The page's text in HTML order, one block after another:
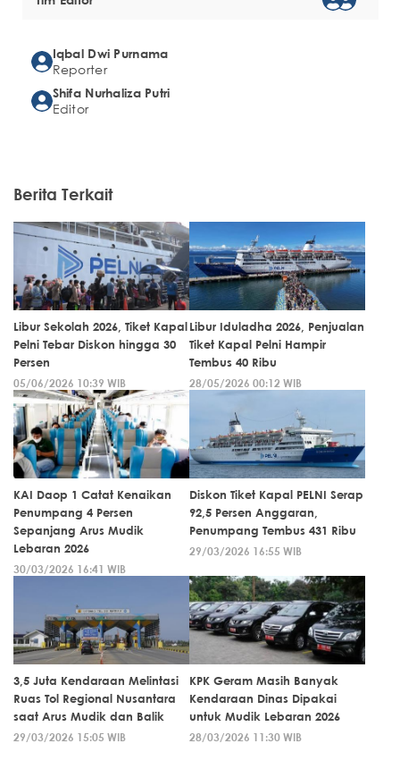
Iqbal Dwi Purnama
Reporter
Shifa Nurhaliza Putri
Editor
Berita Terkait
Libur Sekolah 2026, Tiket Kapal
Pelni Tebar Diskon hingga 30
Persen
05/06/2026 10:39 WIB
Libur Iduladha 2026, Penjualan
Tiket Kapal Pelni Hampir
Tembus 40 Ribu
28/05/2026 00:12 WIB
KAI Daop 1 Catat Kenaikan
Penumpang 4 Persen
Sepanjang Arus Mudik
Lebaran 2026
30/03/2026 16:41 WIB
Diskon Tiket Kapal PELNI Serap
92,5 Persen Anggaran,
Penumpang Tembus 431 Ribu
29/03/2026 16:55 WIB
3,5 Juta Kendaraan Melintasi
Ruas Tol Regional Nusantara
saat Arus Mudik dan Balik
29/03/2026 15:05 WIB
KPK Geram Masih Banyak
Kendaraan Dinas Dipakai
untuk Mudik Lebaran 2026
28/03/2026 11:30 WIB